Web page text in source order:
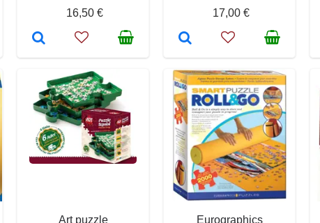
16,50 €
17,00 €
Art puzzle
Eurographics